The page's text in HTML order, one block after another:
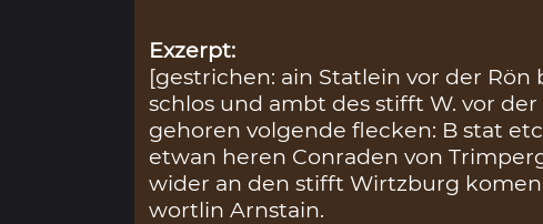
Exzerpt:
[gestrichen: ain Statlein vor der
schlos und ambt des stifft W. vor
gehoren volgende flecken: B stat
etwan heren Conraden von
wider an den stifft Wirtzburg
wortlin Arnstain.